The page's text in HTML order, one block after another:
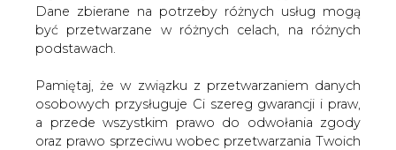
Dane zbierane na potrzeby różnych usług mogą
być przetwarzane w różnych celach, na różnych
podstawach.
Pamiętaj, że w związku z przetwarzaniem danych
osobowych przysługuje Ci szereg gwarancji i praw,
a przede wszystkim prawo do odwołania zgody
oraz prawo sprzeciwu wobec przetwarzania Twoich